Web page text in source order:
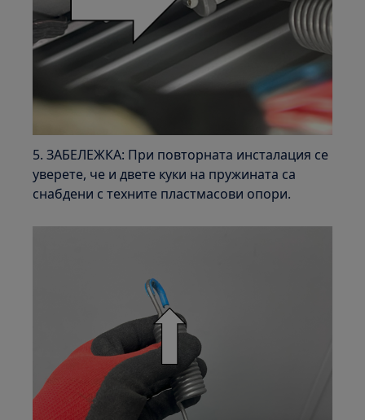
5. ЗАБЕЛЕЖКА: При повторната инсталация се
уверете, че и двете куки на пружината са
снабдени с техните пластмасови опори.